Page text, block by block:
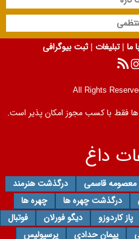
ما | تبلیغات | ثبت بیوگرافی
All Rights
ها فقط با کسب مجوز امکان پذیر است.
داغ
معصومه قاسمی
درگذشت هنرمند
درگذشت چهره ها
چهره ها
پاز کاردوزو دیگو فورلان
فوتبال
پیمان حدادی پرسپولیس